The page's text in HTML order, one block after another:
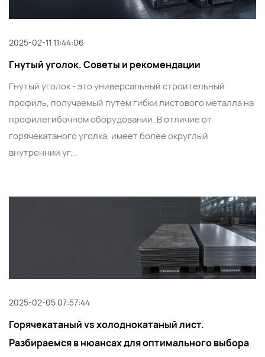
2025-02-11 11:44:06
Гнутый уголок. Советы и рекомендации
Гнутый уголок - это универсальный строительный
профиль, получаемый путем гибки листового металла на
профилегибочном оборудовании. В отличие от
горячекатаного уголка, имеет более округлый
внутренний уг...
2025-02-05 07:57:44
Горячекатаный vs холоднокатаный лист.
Разбираемся в нюансах для оптимального выбора